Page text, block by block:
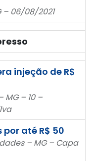
– 06/08/2021
injeção de R$
MG – 10 –
por até R$ 50
– MG – Capa